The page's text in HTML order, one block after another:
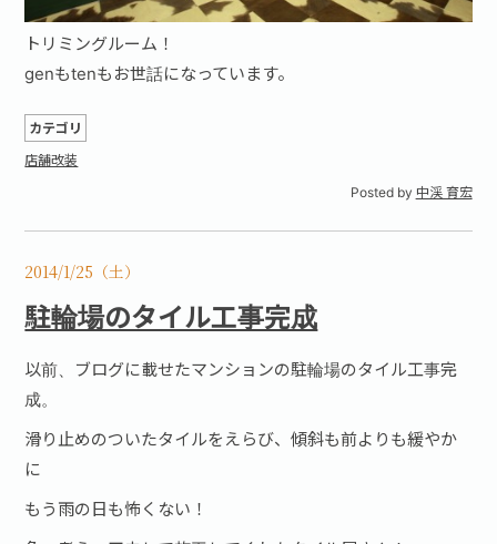
トリミングルーム！
genもtenもお世話になっています。
カテゴリ
店舗改装
Posted by 中渓 育宏
2014/1/25（土）
駐輪場のタイル工事完成
以前、ブログに載せたマンションの駐輪場のタイル工事完
成。
滑り止めのついたタイルをえらび、傾斜も前よりも緩やか
に
もう雨の日も怖くない！